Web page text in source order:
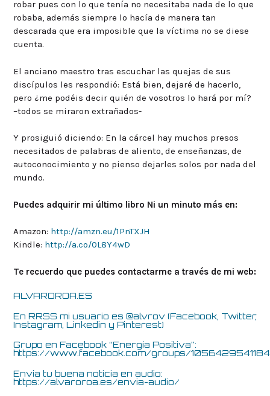
robar pues con lo que tenía no necesitaba nada de lo que
robaba, además siempre lo hacía de manera tan
descarada que era imposible que la víctima no se diese
cuenta.
El anciano maestro tras escuchar las quejas de sus
discípulos les respondió: Está bien, dejaré de hacerlo,
pero ¿me podéis decir quién de vosotros lo hará por mí?
–todos se miraron extrañados-
Y prosiguió diciendo: En la cárcel hay muchos presos
necesitados de palabras de aliento, de enseñanzas, de
autoconocimiento y no pienso dejarles solos por nada del
mundo.
Puedes adquirir mi último libro Ni un minuto más en:
Amazon: http://amzn.eu/1PnTXJH
Kindle: http://a.co/0L8Y4wD
Te recuerdo que puedes contactarme a través de mi web:
ALVAROROA.ES
En RRSS mi usuario es @alvrov (Facebook, Twitter,
Instagram, Linkedin y Pinterest)
Grupo en Facebook “Energía Positiva”:
https://www.facebook.com/groups/
Envía tu buena noticia en audio:
https://alvaroroa.es/envia-audio/